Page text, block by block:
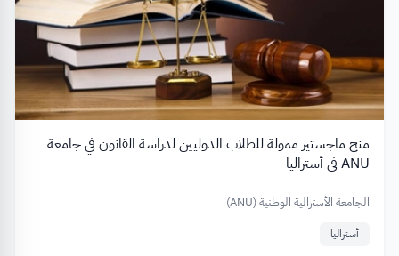
منح ماجستير ممولة للطلاب الدوليين لدراسة القانون في جامعة
ANU في أستراليا
الجامعة الأسترالية الوطنية (ANU)
أستراليا